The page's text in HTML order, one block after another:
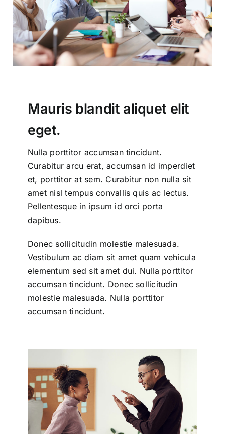
Mauris blandit aliquet elit
eget.
Nulla porttitor accumsan tincidunt.
Curabitur arcu erat, accumsan id imperdiet
et, porttitor at sem. Curabitur non nulla sit
amet nisl tempus convallis quis ac lectus.
Pellentesque in ipsum id orci porta
dapibus.
Donec sollicitudin molestie malesuada.
Vestibulum ac diam sit amet quam vehicula
elementum sed sit amet dui. Nulla porttitor
accumsan tincidunt. Donec sollicitudin
molestie malesuada. Nulla porttitor
accumsan tincidunt.